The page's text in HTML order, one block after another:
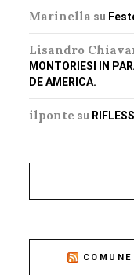
Marinella su
Lisandro
MONTORIESI IN
DE AMERICA.
ilponte su